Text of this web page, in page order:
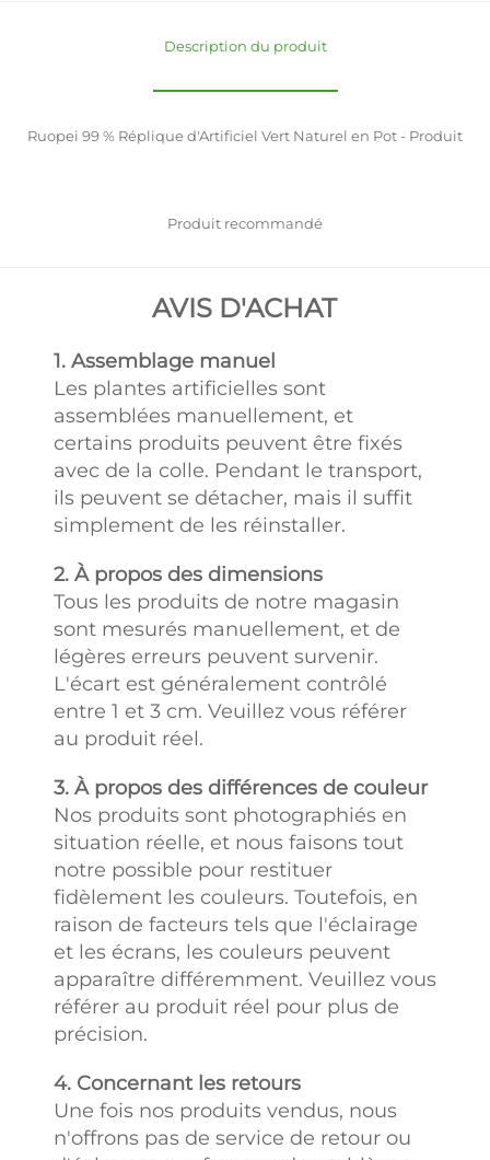
Description du produit
Ruopei 99 % Réplique d'Artificiel Vert Naturel en Pot - Produit
Produit recommandé
AVIS D'ACHAT
1. Assemblage manuel
Les plantes artificielles sont
assemblées manuellement, et
certains produits peuvent être fixés
avec de la colle. Pendant le transport,
ils peuvent se détacher, mais il suffit
simplement de les réinstaller.
2. À propos des dimensions
Tous les produits de notre magasin
sont mesurés manuellement, et de
légères erreurs peuvent survenir.
L'écart est généralement contrôlé
entre 1 et 3 cm. Veuillez vous référer
au produit réel.
3. À propos des différences de couleur
Nos produits sont photographiés en
situation réelle, et nous faisons tout
notre possible pour restituer
fidèlement les couleurs. Toutefois, en
raison de facteurs tels que l'éclairage
et les écrans, les couleurs peuvent
apparaître différemment. Veuillez vous
référer au produit réel pour plus de
précision.
4. Concernant les retours
Une fois nos produits vendus, nous
n'offrons pas de service de retour ou